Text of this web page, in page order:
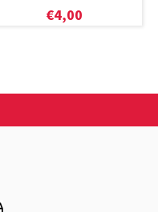
€4,00